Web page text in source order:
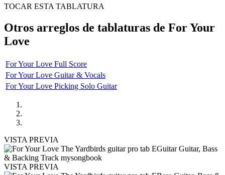
TOCAR ESTA TABLATURA
Otros arreglos de tablaturas de For Your
Love
For Your Love Full Score
For Your Love Guitar & Vocals
For Your Love Picking Solo Guitar
VISTA PREVIA
VISTA PREVIA